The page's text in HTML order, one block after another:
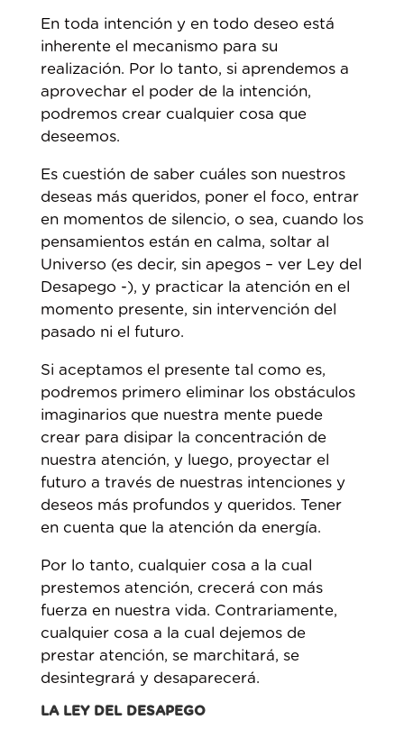
En toda intención y en todo deseo está
inherente el mecanismo para su
realización. Por lo tanto, si aprendemos a
aprovechar el poder de la intención,
podremos crear cualquier cosa que
deseemos.
Es cuestión de saber cuáles son nuestros
deseas más queridos, poner el foco, entrar
en momentos de silencio, o sea, cuando los
pensamientos están en calma, soltar al
Universo (es decir, sin apegos – ver Ley del
Desapego -), y practicar la atención en el
momento presente, sin intervención del
pasado ni el futuro.
Si aceptamos el presente tal como es,
podremos primero eliminar los obstáculos
imaginarios que nuestra mente puede
crear para disipar la concentración de
nuestra atención, y luego, proyectar el
futuro a través de nuestras intenciones y
deseos más profundos y queridos. Tener
en cuenta que la atención da energía.
Por lo tanto, cualquier cosa a la cual
prestemos atención, crecerá con más
fuerza en nuestra vida. Contrariamente,
cualquier cosa a la cual dejemos de
prestar atención, se marchitará, se
desintegrará y desaparecerá.
LA LEY DEL DESAPEGO